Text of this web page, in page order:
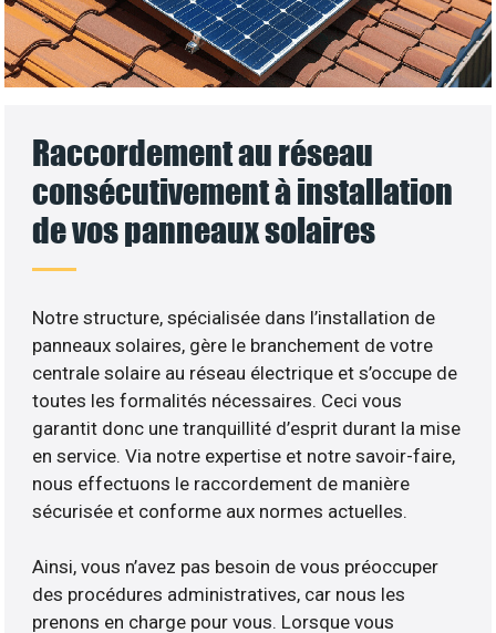
Raccordement au réseau
consécutivement à installation
de vos panneaux solaires
Notre structure, spécialisée dans l’installation de
panneaux solaires, gère le branchement de votre
centrale solaire au réseau électrique et s’occupe de
toutes les formalités nécessaires. Ceci vous
garantit donc une tranquillité d’esprit durant la mise
en service. Via notre expertise et notre savoir-faire,
nous effectuons le raccordement de manière
sécurisée et conforme aux normes actuelles.
Ainsi, vous n’avez pas besoin de vous préoccuper
des procédures administratives, car nous les
prenons en charge pour vous. Lorsque vous